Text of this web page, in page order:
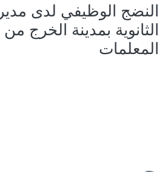
النضج الوظيفي لدى
الثانوية بمدينة الخرج
المعلمات